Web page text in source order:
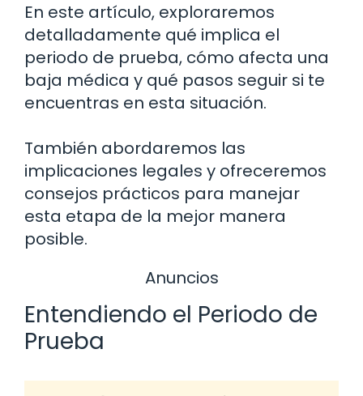
En este artículo, exploraremos
detalladamente qué implica el
periodo de prueba, cómo afecta una
baja médica y qué pasos seguir si te
encuentras en esta situación.
También abordaremos las
implicaciones legales y ofreceremos
consejos prácticos para manejar
esta etapa de la mejor manera
posible.
Anuncios
Entendiendo el Periodo de
Prueba